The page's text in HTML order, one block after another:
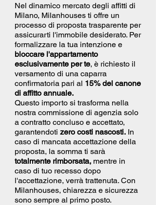
Nel dinamico mercato degli affitti di
Milano, Milanhouses ti offre un
processo di proposta trasparente per
assicurarti l'immobile desiderato. Per
formalizzare la tua intenzione e
bloccare l'appartamento
esclusivamente per te, è richiesto il
versamento di una caparra
confirmatoria pari al 15% del canone
di affitto annuale.
Questo importo si trasforma nella
nostra commissione di agenzia solo
a contratto concluso e accettato,
garantendoti zero costi nascosti. In
caso di mancata accettazione della
proposta, la somma ti sarà
totalmente rimborsata, mentre in
caso di tuo recesso dopo
l'accettazione, verrà trattenuta. Con
Milanhouses, chiarezza e sicurezza
sono sempre al primo posto.